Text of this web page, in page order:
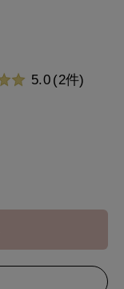
5.0 (2件)